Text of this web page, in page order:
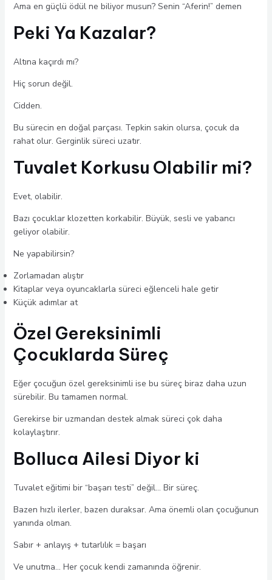
Ama en güçlü ödül ne biliyor musun? Senin “Aferin!” demen
Peki Ya Kazalar?
Altına kaçırdı mı?
Hiç sorun değil.
Cidden.
Bu sürecin en doğal parçası. Tepkin sakin olursa, çocuk da
rahat olur. Gerginlik süreci uzatır.
Tuvalet Korkusu Olabilir mi?
Evet, olabilir.
Bazı çocuklar klozetten korkabilir. Büyük, sesli ve yabancı
geliyor olabilir.
Ne yapabilirsin?
Zorlamadan alıştır
Kitaplar veya oyuncaklarla süreci eğlenceli hale getir
Küçük adımlar at
Özel Gereksinimli
Çocuklarda Süreç
Eğer çocuğun özel gereksinimli ise bu süreç biraz daha uzun
sürebilir. Bu tamamen normal.
Gerekirse bir uzmandan destek almak süreci çok daha
kolaylaştırır.
Bolluca Ailesi Diyor ki
Tuvalet eğitimi bir “başarı testi” değil… Bir süreç.
Bazen hızlı ilerler, bazen duraksar. Ama önemli olan çocuğunun
yanında olman.
Sabır + anlayış + tutarlılık = başarı
Ve unutma… Her çocuk kendi zamanında öğrenir.